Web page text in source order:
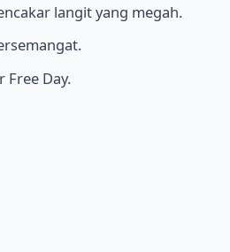
langit yang megah.
Free Day.